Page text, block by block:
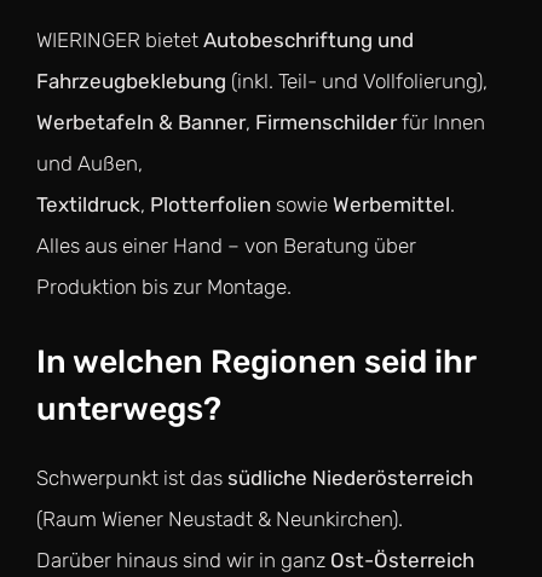
WIERINGER bietet Autobeschriftung und
Fahrzeugbeklebung (inkl. Teil- und Vollfolierung),
Werbetafeln & Banner, Firmenschilderfür Innen
und Außen,
Textildruck, Plotterfolien sowie Werbemittel.
Alles aus einer Hand – von Beratung über
Produktion bis zur Montage.
In welchen Regionen seid ihr
unterwegs?
Schwerpunkt ist das südliche Niederösterreich
(Raum Wiener Neustadt & Neunkirchen).
Darüber hinaus sind wir in ganz Ost-Österreich